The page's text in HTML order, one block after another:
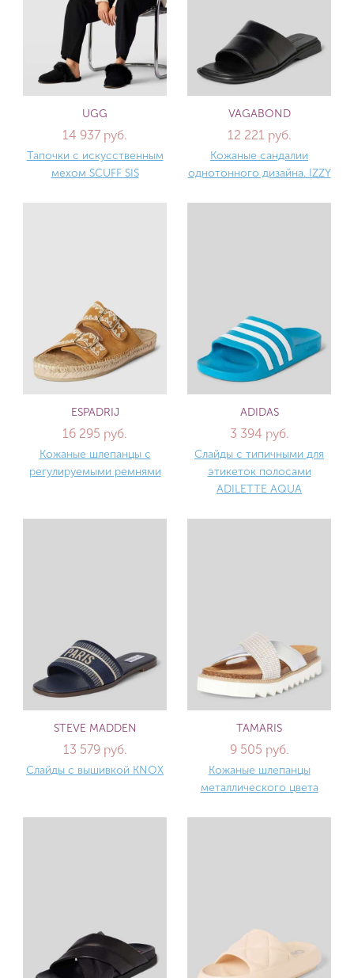
UGG
14 937 руб.
Тапочки с искусственным
мехом SCUFF SIS
VAGABOND
12 221 руб.
Кожаные сандалии
однотонного дизайна. IZZY
ESPADRIJ
16 295 руб.
Кожаные шлепанцы с
регулируемыми ремнями
ADIDAS
3 394 руб.
Слайды с типичными для
этикеток полосами
ADILETTE AQUA
STEVE MADDEN
13 579 руб.
Слайды с вышивкой KNOX
TAMARIS
9 505 руб.
Кожаные шлепанцы
металлического цвета